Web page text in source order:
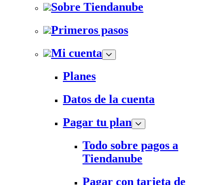
Sobre Tiendanube
Primeros pasos
Mi cuenta
Planes
Datos de la cuenta
Pagar tu plan
Todo sobre pagos a
Tiendanube
Pagar con tarjeta de